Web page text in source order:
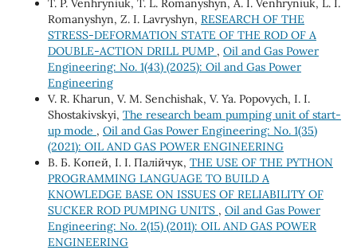
T. P. Venhryniuk, T. L. Romanyshyn, A. I. Venhryniuk, L. I.
Romanyshyn, Z. I. Lavryshyn, RESEARCH OF THE
STRESS-DEFORMATION STATE OF THE ROD OF A
DOUBLE-ACTION DRILL PUMP , Oil and Gas Power
Engineering: No. 1(43) (2025): Oil and Gas Power
Engineering
V. R. Kharun, V. М. Senchishak, V. Ya. Popovych, І. І.
Shostakivskyi, The research beam pumping unit of start-
up mode , Oil and Gas Power Engineering: No. 1(35)
(2021): OIL AND GAS POWER ENGINEERING
В. Б. Копей, І. І. Палійчук, THE USE OF THE PYTHON
PROGRAMMING LANGUAGE TO BUILD A
KNOWLEDGE BASE ON ISSUES OF RELIABILITY OF
SUCKER ROD PUMPING UNITS , Oil and Gas Power
Engineering: No. 2(15) (2011): OIL AND GAS POWER
ENGINEERING